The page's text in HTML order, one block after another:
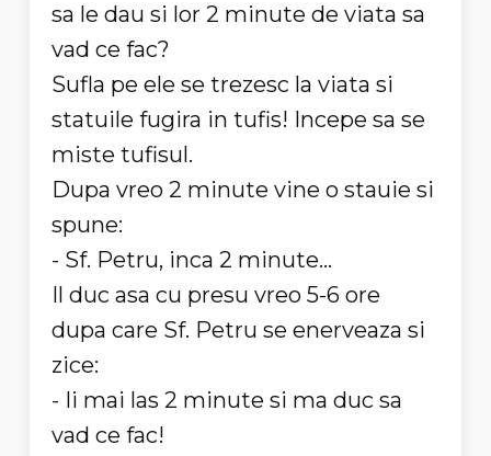
sa le dau si lor 2 minute de viata sa
vad ce fac?
Sufla pe ele se trezesc la viata si
statuile fugira in tufis! Incepe sa se
miste tufisul.
Dupa vreo 2 minute vine o stauie si
spune:
- Sf. Petru, inca 2 minute...
Il duc asa cu presu vreo 5-6 ore
dupa care Sf. Petru se enerveaza si
zice:
- Ii mai las 2 minute si ma duc sa
vad ce fac!